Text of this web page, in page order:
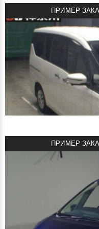
Пробег: 78000 км
Комплектация:
смотреть подробнее
Цена: 1800000 ¥
NISSAN SERENA
Куплен под заказ!
USS Tokyo 4.5 B
Объем двигателя: 1.2
Пробег: 32000 км
Комплектация: E-
ПРИМЕР
1342000 руб
NISSAN SERENA
Автомобиль под заказ!
ПРИМЕР